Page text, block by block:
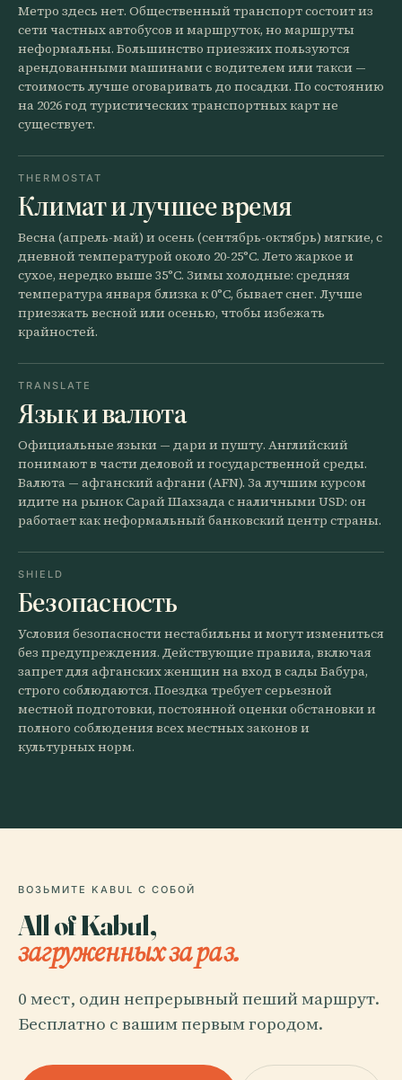
Метро здесь нет. Общественный транспорт состоит из
сети частных автобусов и маршруток, но маршруты
неформальны. Большинство приезжих пользуются
арендованными машинами с водителем или такси —
стоимость лучше оговаривать до посадки. По состоянию
на 2026 год туристических транспортных карт не
существует.
THERMOSTAT
Климат и лучшее время
Весна (апрель-май) и осень (сентябрь-октябрь) мягкие, с
дневной температурой около 20-25°C. Лето жаркое и
сухое, нередко выше 35°C. Зимы холодные: средняя
температура января близка к 0°C, бывает снег. Лучше
приезжать весной или осенью, чтобы избежать
крайностей.
TRANSLATE
Язык и валюта
Официальные языки — дари и пушту. Английский
понимают в части деловой и государственной среды.
Валюта — афганский афгани (AFN). За лучшим курсом
идите на рынок Сарай Шахзада с наличными USD: он
работает как неформальный банковский центр страны.
SHIELD
Безопасность
Условия безопасности нестабильны и могут измениться
без предупреждения. Действующие правила, включая
запрет для афганских женщин на вход в сады Бабура,
строго соблюдаются. Поездка требует серьезной
местной подготовки, постоянной оценки обстановки и
полного соблюдения всех местных законов и
культурных норм.
ВОЗЬМИТЕ KABUL С СОБОЙ
All of Kabul,
загруженных за раз.
0 мест, один непрерывный пеший маршрут.
Бесплатно с вашим первым городом.